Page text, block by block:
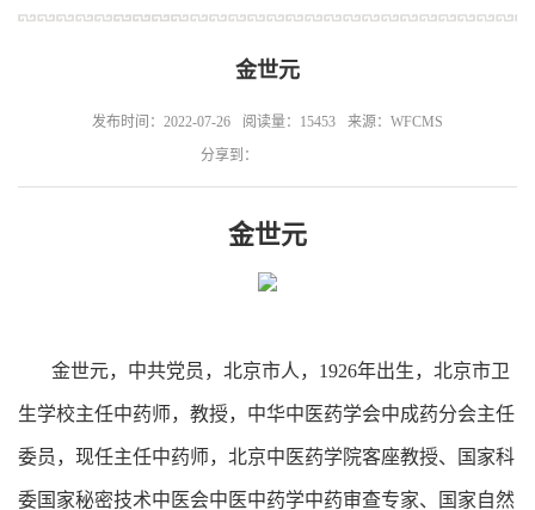
金世元
发布时间：2022-07-26 阅读量：15453
来源：WFCMS
分享到：
金世元
金世元，中共党员，北京市人，1926年出生，北京市卫
生学校主任中药师，教授，中华中医药学会中成药分会主任
委员，现任主任中药师，北京中医药学院客座教授、国家科
委国家秘密技术中医会中医中药学中药审查专家、国家自然